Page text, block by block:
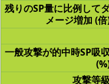
残りのSP量に比例して
メージ増加 (
一般攻撃が的中時SP吸
攻撃等